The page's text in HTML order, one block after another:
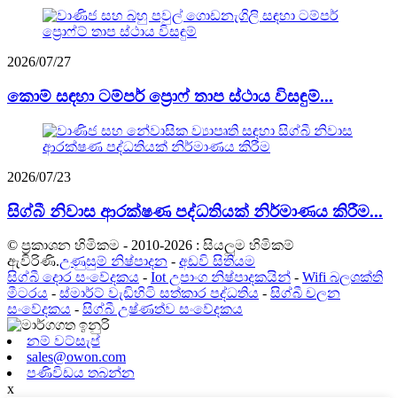
2026/07/27
කොම් සඳහා ටම්පර් ප්‍රොෆ් තාප ස්ථාය විසඳුම්...
2026/07/23
සිග්බී නිවාස ආරක්ෂණ පද්ධතියක් නිර්මාණය කිරීම...
© ප්‍රකාශන හිමිකම - 2010-2026 : සියලුම හිමිකම්
ඇවිරිණි.උණුසුම් නිෂ්පාදන - අඩවි සිතියම
සිග්බී දොර සංවේදකය - Iot උපාංග නිෂ්පාදකයින් - Wifi බලශක්ති
මීටරය - ස්මාර්ට් වැඩිහිටි සත්කාර පද්ධතිය - සිග්බී චලන
සංවේදකය - සිග්බී උෂ්ණත්ව සංවේදකය
නම් වට්සැප්
sales@owon.com
පණිවිඩය තබන්න
x